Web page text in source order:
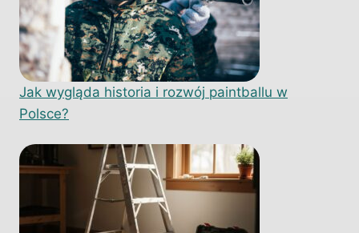
Jak wygląda historia i rozwój paintballu w
Polsce?